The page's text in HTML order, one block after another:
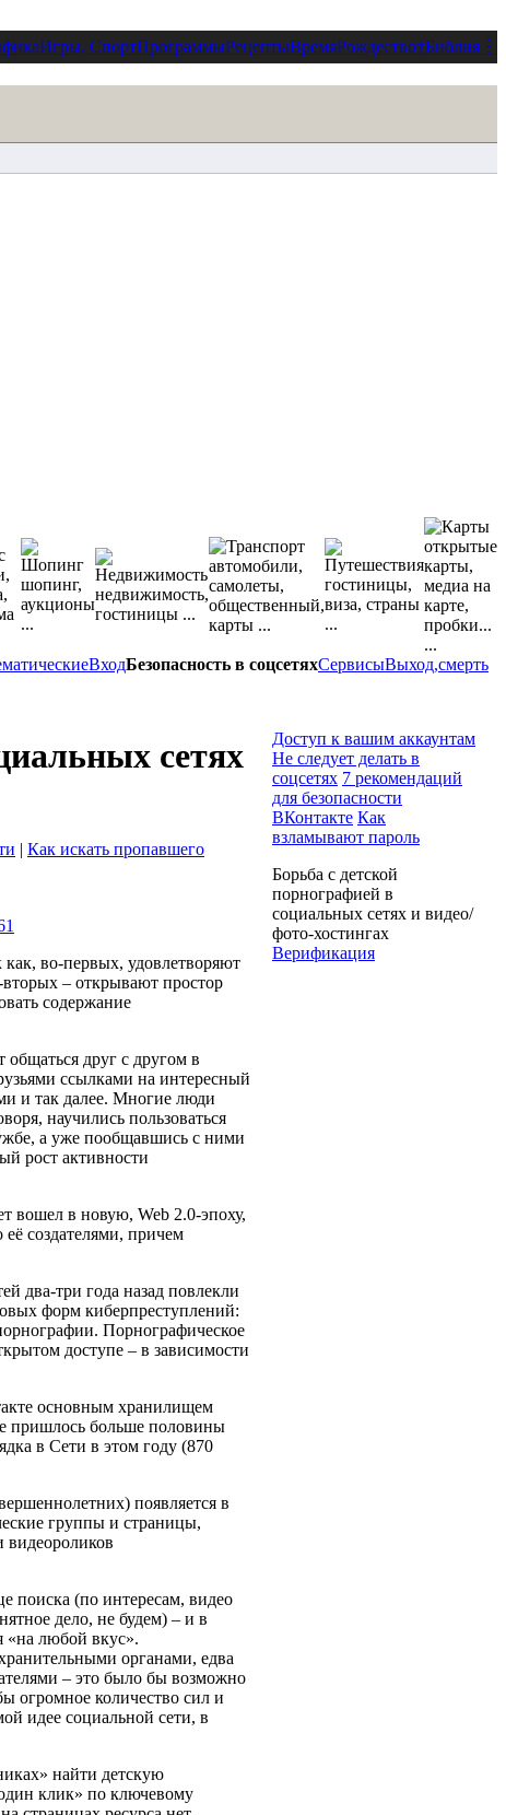
Игры, СпортПрограммыРецептыВремяРождество†Библия ⋮
ВходБезопасность в соцсетяхСервисыВыход,смерть
сетях
| Как искать пропавшего
как, во-первых, удовлетворяют
вторых – открывают простор
содержание
друг с другом в
ссылками на интересный
и так далее. Многие люди
научились пользоваться
а уже пообщавшись с ними
рост активности
вошел в новую, Web 2.0-эпоху,
её создателями, причем
два-три года назад повлекли
форм киберпреступлений:
Порнографическое
доступе – в зависимости
основным хранилищем
пришлось больше половины
в Сети в этом году (870
появляется в
группы и страницы,
видеороликов
поиска (по интересам, видео
дело, не будем) – и в
«на любой вкус».
органами, едва
– это было бы возможно
огромное количество сил и
идее социальной сети, в
найти детскую
клик» по ключевому
Доступ к вашим аккаунтам
Не следует делать в
соцсетях 7 рекомендаций
для безопасности
ВКонтакте Как
взламывают пароль
Борьба с детской
порнографией в
социальных сетях и видео/
фото-хостингах
Верификация